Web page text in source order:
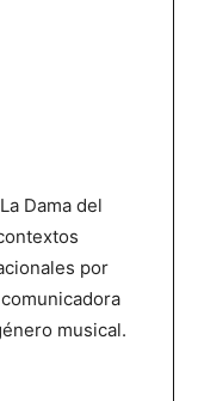
Dama del
por
musical.